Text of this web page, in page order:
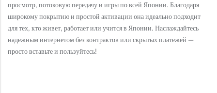
просмотр, потоковую передачу и игры по всей Японии. Благодаря
широкому покрытию и простой активации она идеально подходит
для тех, кто живет, работает или учится в Японии. Наслаждайтесь
надежным интернетом без контрактов или скрытых платежей —
просто вставьте и пользуйтесь!